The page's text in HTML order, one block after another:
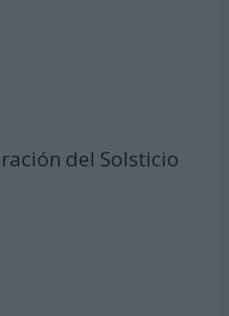
del Solsticio